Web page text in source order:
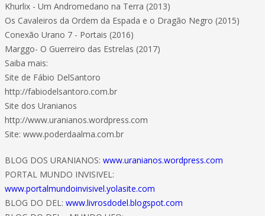
Khurlix - Um Andromedano na Terra (2013)
Os Cavaleiros da Ordem da Espada e o Dragão Negro (2015)
Conexão Urano 7 - Portais (2016)
Marggo- O Guerreiro das Estrelas (2017)
Saiba mais:
Site de Fábio DelSantoro
http://fabiodelsantoro.com.br
Site dos Uranianos
http://www.uranianos.wordpress.com
Site: www.poderdaalma.com.br
BLOG DOS URANIANOS: www.uranianos.wordpress.com
PORTAL MUNDO INVISIVEL:
www.portalmundoinvisivel.yolasite.com
BLOG DO DEL: www.livrosdodel.blogspot.com